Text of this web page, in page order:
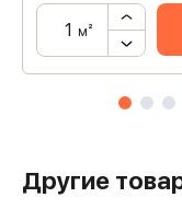
м²
Другие